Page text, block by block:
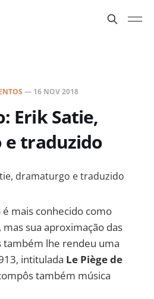
— 16 NOV 2018
Erik Satie,
traduzido
é mais conhecido como
sua aproximação das
também lhe rendeu uma
intitulada Le Piège de
também música